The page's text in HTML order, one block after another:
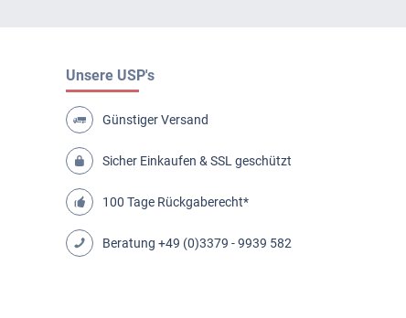
Unsere USP's
Günstiger Versand
Sicher Einkaufen & SSL geschützt
100 Tage Rückgaberecht*
Beratung +49 (0)3379 - 9939 582